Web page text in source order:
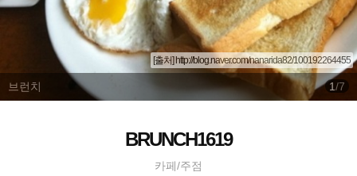
브런치
[출처] http://blog.naver.com/nanarida82/100192264455
1/7
BRUNCH1619
카페/주점